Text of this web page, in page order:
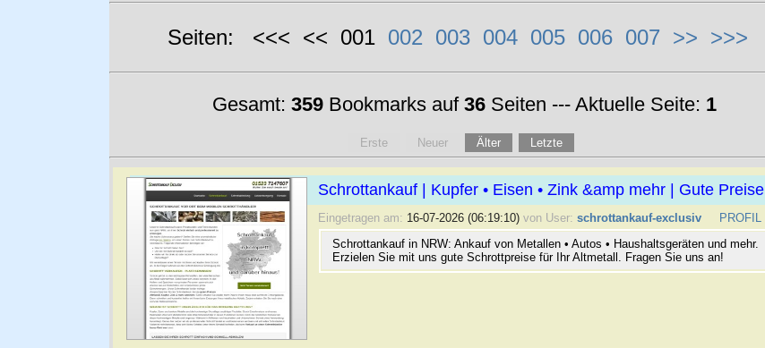
Seiten: <<< << 001 002 003 004 005 006 007 >> >>>
Gesamt: 359Bookmarks auf 36Seiten --- Aktuelle Seite: 1
Erste Neuer Älter Letzte
Schrottankauf | Kupfer • Eisen • Zink &amp mehr | Gute Preise
Eingetragen am: 16-07-2026 (06:19:10) von User: schrottankauf-exclusiv
PROFIL
Schrottankauf in NRW: Ankauf von Metallen • Autos • Haushaltsgeräten und mehr.
Erzielen Sie mit uns gute Schrottpreise für Ihr Altmetall. Fragen Sie uns an!